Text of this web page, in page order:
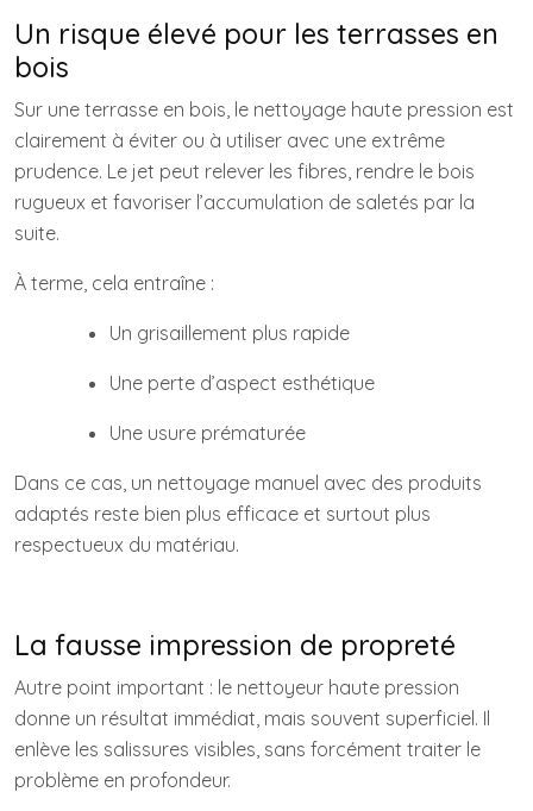
Un risque élevé pour les terrasses en
bois
Sur une terrasse en bois, le nettoyage haute pression est
clairement à éviter ou à utiliser avec une extrême
prudence. Le jet peut relever les fibres, rendre le bois
rugueux et favoriser l’accumulation de saletés par la
suite.
À terme, cela entraîne :
Un grisaillement plus rapide
Une perte d’aspect esthétique
Une usure prématurée
Dans ce cas, un nettoyage manuel avec des produits
adaptés reste bien plus efficace et surtout plus
respectueux du matériau.
La fausse impression de propreté
Autre point important : le nettoyeur haute pression
donne un résultat immédiat, mais souvent superficiel. Il
enlève les salissures visibles, sans forcément traiter le
problème en profondeur.